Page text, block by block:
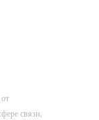
связи,